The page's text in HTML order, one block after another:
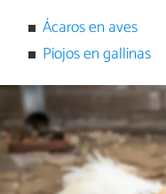
Ácaros en aves
Piojos en gallinas